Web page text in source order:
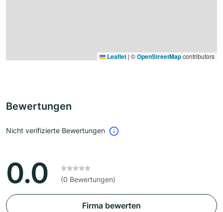
Leaflet | ©OpenStreetMapcontributors
Bewertungen
Nicht verifizierte Bewertungen
0.0 (0 Bewertungen)
Firma bewerten